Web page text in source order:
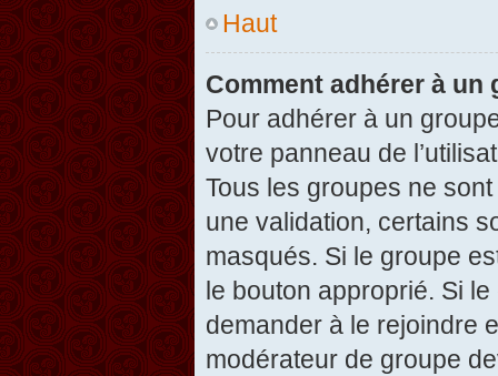
Haut
Comment adhérer à un
Pour adhérer à un
votre panneau de
Tous les groupes ne
une validation, certains
masqués. Si le groupe
le bouton approprié. Si
demander à le rejoindre
modérateur de groupe